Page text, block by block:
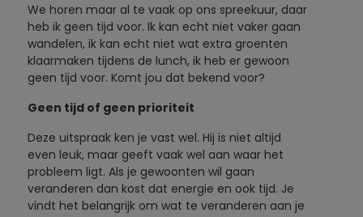
We horen maar al te vaak op ons spreekuur, daar
heb ik geen tijd voor. Ik kan echt niet vaker gaan
wandelen, ik kan echt niet wat extra groenten
klaarmaken tijdens de lunch, ik heb er gewoon
geen tijd voor. Komt jou dat bekend voor?
Geen tijd of geen prioriteit
Deze uitspraak ken je vast wel. Hij is niet altijd
even leuk, maar geeft vaak wel aan waar het
probleem ligt. Als je gewoonten wil gaan
veranderen dan kost dat energie en ook tijd. Je
vindt het belangrijk om wat te veranderen aan je